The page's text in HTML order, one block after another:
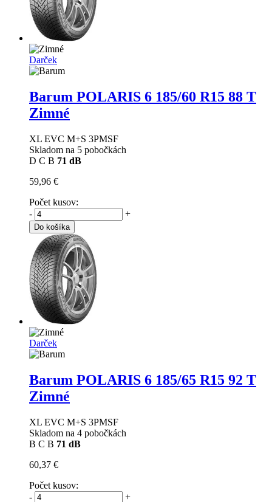
Darček
Barum POLARIS 6 185/60 R15 88 T
Zimné
XL EVC M+S 3PMSF
Skladom na 5 pobočkách
D C B 71 dB
59,96 €
Počet kusov:
-
+
Do košíka
Darček
Barum POLARIS 6 185/65 R15 92 T
Zimné
XL EVC M+S 3PMSF
Skladom na 4 pobočkách
B C B 71 dB
60,37 €
Počet kusov:
-
+